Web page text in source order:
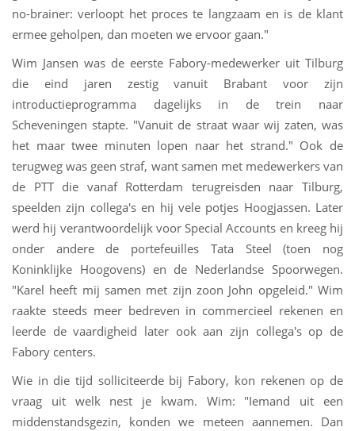
no-brainer: verloopt het proces te langzaam en is de klant
ermee geholpen, dan moeten we ervoor gaan."
Wim Jansen was de eerste Fabory-medewerker uit Tilburg
die eind jaren zestig vanuit Brabant voor zijn
introductieprogramma dagelijks in de trein naar
Scheveningen stapte. "Vanuit de straat waar wij zaten, was
het maar twee minuten lopen naar het strand." Ook de
terugweg was geen straf, want samen met medewerkers van
de PTT die vanaf Rotterdam terugreisden naar Tilburg,
speelden zijn collega's en hij vele potjes Hoogjassen. Later
werd hij verantwoordelijk voor Special Accounts en kreeg hij
onder andere de portefeuilles Tata Steel (toen nog
Koninklijke Hoogovens) en de Nederlandse Spoorwegen.
"Karel heeft mij samen met zijn zoon John opgeleid." Wim
raakte steeds meer bedreven in commercieel rekenen en
leerde de vaardigheid later ook aan zijn collega's op de
Fabory centers.
Wie in die tijd solliciteerde bij Fabory, kon rekenen op de
vraag uit welk nest je kwam. Wim: "Iemand uit een
middenstandsgezin, konden we meteen aannemen. Dan